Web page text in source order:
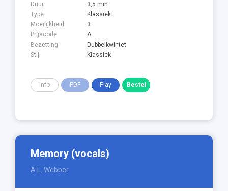
Duur
3,5 min
Type
Klassiek
Moeilijkheid
3
Prijscode
A
Bezetting
Dubbelkwintet
Stijl
Klassiek
Info PDF Play
Memory (vocals)
A.L. Webber